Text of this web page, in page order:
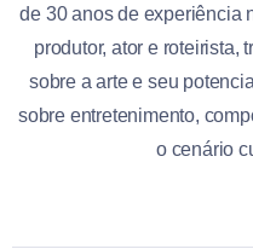
de 30 anos de experiência
produtor, ator e roteirista,
sobre a arte e seu
sobre entretenimento,
o cenário